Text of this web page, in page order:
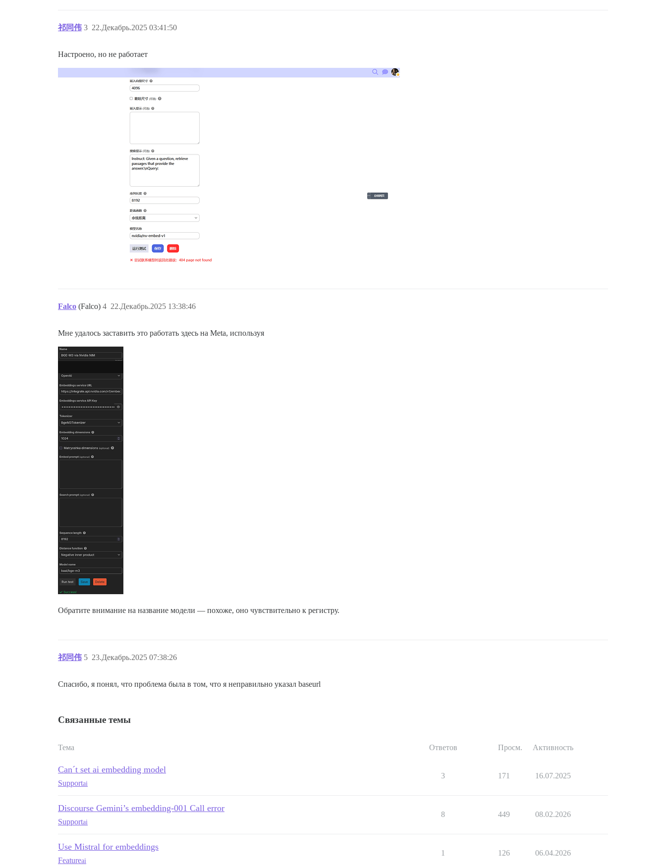
祁同伟 22.Декабрь.2025 03:41:50
3
Настроено, но не работает
Falco (Falco) 22.Декабрь.2025 13:38:46
4
Мне удалось заставить это работать здесь на Meta, используя
Обратите внимание на название модели — похоже, оно чувствительно к регистру.
祁同伟 23.Декабрь.2025 07:38:26
5
Спасибо, я понял, что проблема была в том, что я неправильно указал baseurl
Связанные темы
Тема Ответов Просм. Активность
Can´t set ai embedding model
Supportai
3 171 16.07.2025
Discourse Gemini’s embedding-001 Call error
Supportai
8 449 08.02.2026
Use Mistral for embeddings
Featureai
1 126 06.04.2026